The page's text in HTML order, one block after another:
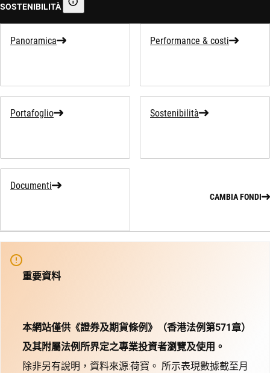
SOSTENIBILITÀ Informativa sulla sostenibilità
Panoramica Performance & costi
Portafoglio Sostenibilità
Documenti
CAMBIA FONDI
重要資料
本網站僅供《證券及期貨條例》（香港法例第571章）
及其附屬法例所界定之專業投資者瀏覽及使用。
除非另有說明，資料來源:荷寶。 所示表現數據截至月